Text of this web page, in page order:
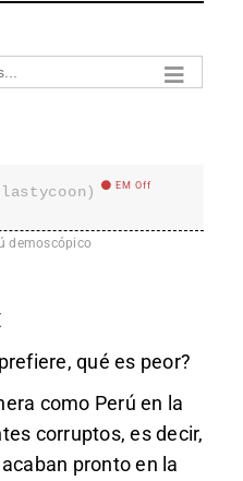
EM Off
demoscópico
qué es peor?
como Perú en la
corruptos, es decir,
pronto en la